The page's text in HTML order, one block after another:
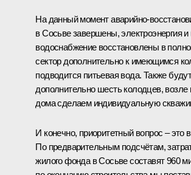
На данный момент аварийно-
в Сосьве завершены, электроэнергия
водоснабжение восстановлены в
сектор дополнительно к имеющимся
подводится питьевая вода. Также
дополнительно шесть колодцев, возле
дома сделаем индивидуальную
И конечно, приоритетный вопрос ‒ это
По предварительным подсчётам,
жилого фонда в Сосьве составят 960